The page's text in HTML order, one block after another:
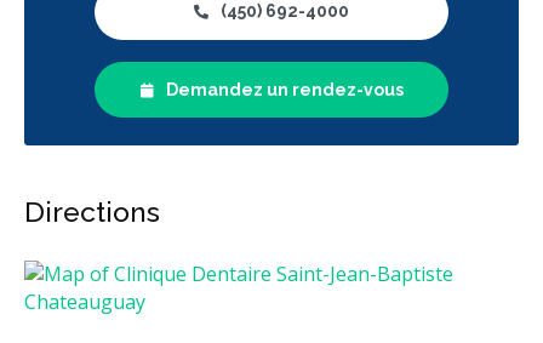
(450) 692-4000
Demandez un rendez-vous
Directions